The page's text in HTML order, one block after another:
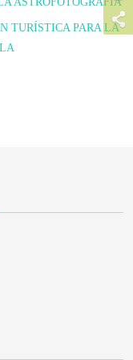
TURÍSTICA PARA LA